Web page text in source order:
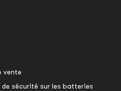
vente
sécurité sur les batteries